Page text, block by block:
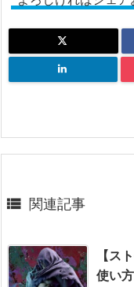
 関連記事
【ス
使い方